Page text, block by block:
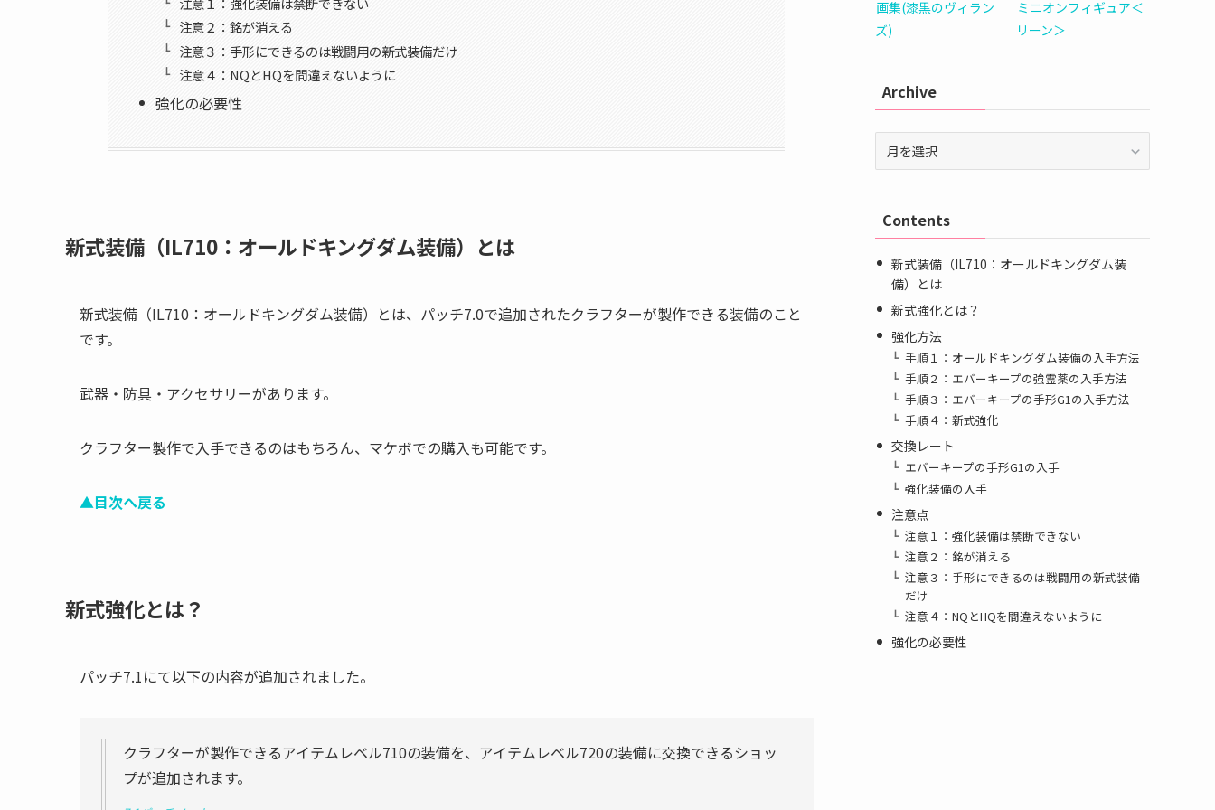
注意２：銘が消える
注意３：手形にできるのは戦闘用の新式装備だけ
注意４：NQとHQを間違えないように
強化の必要性
新式装備（IL710：オールドキングダム装備）とは
新式装備（IL710：オールドキングダム装備）とは、パッチ7.0で追加されたクラフターが製作できる装備のこと
です。
武器・防具・アクセサリーがあります。
クラフター製作で入手できるのはもちろん、マケボでの購入も可能です。
▲目次へ戻る
新式強化とは？
パッチ7.1にて以下の内容が追加されました。
クラフターが製作できるアイテムレベル710の装備を、アイテムレベル720の装備に交換できるショッ
プが追加されます。
画集(漆黒のヴィラン
ズ)
ミニオンフィギュア＜
リーン＞
Archive
Contents
新式装備（IL710：オールドキングダム装
備）とは
新式強化とは？
強化方法
手順１：オールドキングダム装備の入手方法
手順２：エバーキープの強霊薬の入手方法
手順３：エバーキープの手形G1の入手方法
手順４：新式強化
交換レート
エバーキープの手形G1の入手
強化装備の入手
注意点
注意１：強化装備は禁断できない
注意２：銘が消える
注意３：手形にできるのは戦闘用の新式装備
だけ
注意４：NQとHQを間違えないように
強化の必要性